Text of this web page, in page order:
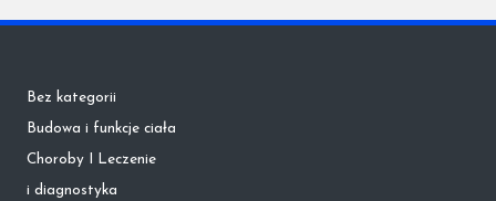
Bez kategorii
Budowa i funkcje ciała
Choroby I Leczenie
i diagnostyka